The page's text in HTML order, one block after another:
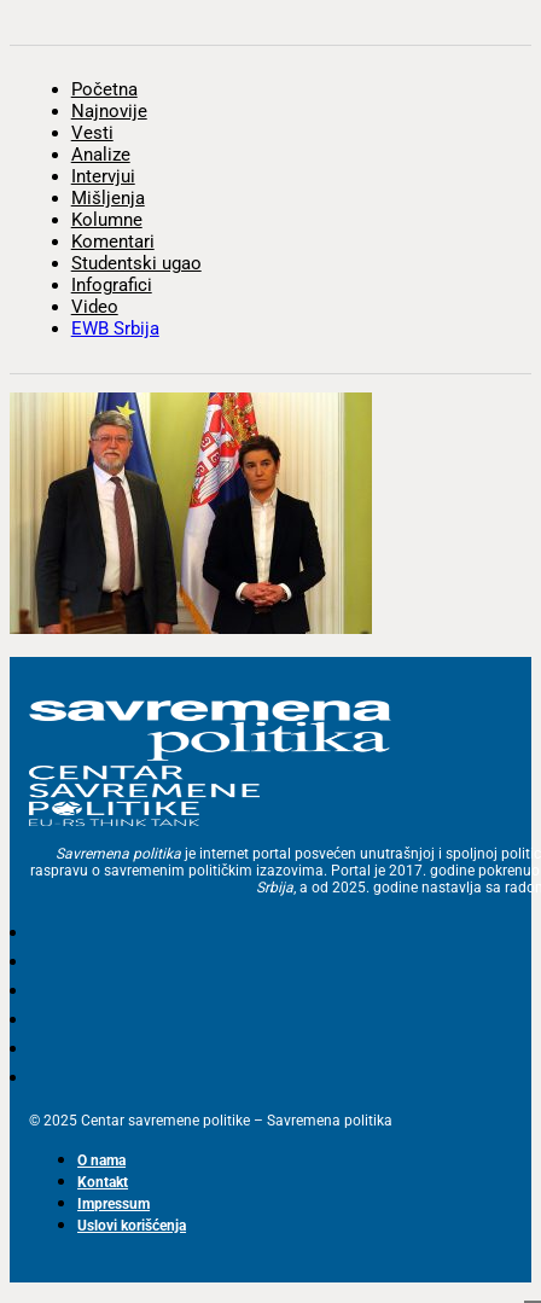
Početna
Najnovije
Vesti
Analize
Intervjui
Mišljenja
Kolumne
Komentari
Studentski ugao
Infografici
Video
EWB Srbija
Savremena politika je internet portal posvećen unutrašnjoj i spoljnoj
raspravu o savremenim političkim izazovima. Portal je 2017. godine
Srbija, a od 2025. godine nastavlja sa
© 2025 Centar savremene politike – Savremena politika
O nama
Kontakt
Impressum
Uslovi korišćenja